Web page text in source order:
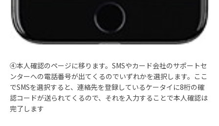
④本人確認のページに移ります。SMSやカード会社のサポートセ
ンターへの電話番号が出てくるのでいずれかを選択します。ここ
でSMSを選択すると、連絡先を登録しているケータイに8桁の確
認コードが送られてくるので、それを入力することで本人確認は
完了します